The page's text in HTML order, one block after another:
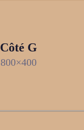
Côté G
800×400